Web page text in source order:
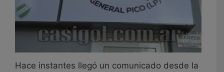
Hace instantes llegó un comunicado desde la